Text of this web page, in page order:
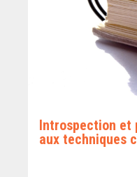
Introspection et
aux techniques